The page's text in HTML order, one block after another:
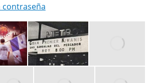
contraseña